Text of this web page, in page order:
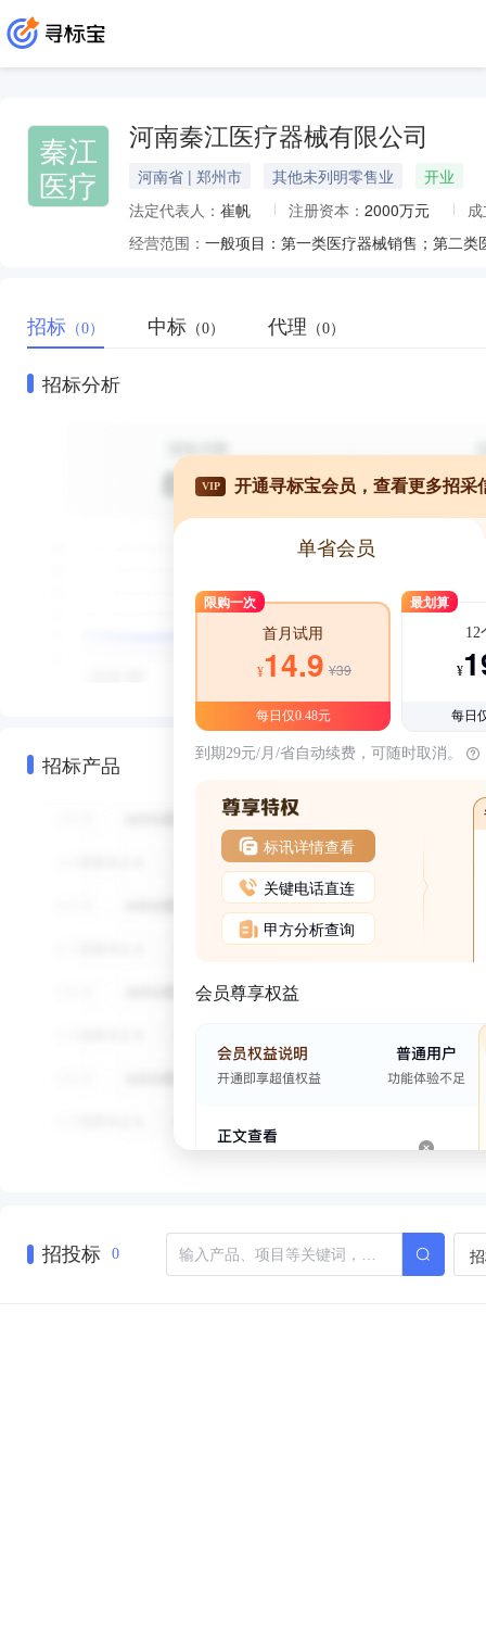
秦江
医疗
河南秦江医疗器械有限公司
河南省 | 郑州市 其他未列明零售业
开业
法定代表人： 崔帆 注册资本： 2000万元
经营范围：
招标 （0） 中标 （0） 代理 （0）
招标分析
招标产品
VIP 开通寻标宝会员，查看更多招采
单省会员
限购一次
首月试用
¥14.9 ¥39
每日仅0.48元
最划算
12
¥
每日
到期29元/月/省自动续费，可随时取消。
标讯详情查看
关键电话直连
甲方分析查询
会员尊享权益
招投标 0